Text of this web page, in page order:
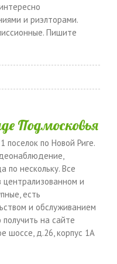
и риэлторами.
Пишите
Подмосковья
поселок по Новой Риге.
по нескольку. Все
централизованном и
есть
и обслуживанием
на сайте
шоссе, д.26, корпус 1А